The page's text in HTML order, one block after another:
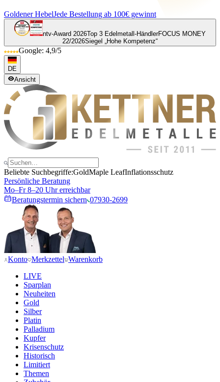
Goldener HebelJede Bestellung ab 100€ gewinnt
ntv-Award 2026Top 3 Edelmetall-HändlerFOCUS MONEY
22/2026Siegel „Hohe Kompetenz“
Google: 4,9/5
DE
Ansicht
Beliebte Suchbegriffe:GoldMaple LeafInflationsschutz
Persönliche Beratung
Mo–Fr 8–20 Uhr erreichbar
Beratungstermin sichern 07930-2699
Konto Merkzettel Warenkorb
LIVE
Sparplan
Neuheiten
Gold
Silber
Platin
Palladium
Kupfer
Krisenschutz
Historisch
Limitiert
Themen